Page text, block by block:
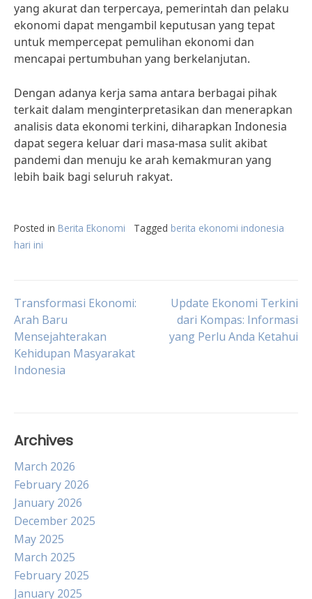
yang akurat dan terpercaya, pemerintah dan pelaku
ekonomi dapat mengambil keputusan yang tepat
untuk mempercepat pemulihan ekonomi dan
mencapai pertumbuhan yang berkelanjutan.
Dengan adanya kerja sama antara berbagai pihak
terkait dalam menginterpretasikan dan menerapkan
analisis data ekonomi terkini, diharapkan Indonesia
dapat segera keluar dari masa-masa sulit akibat
pandemi dan menuju ke arah kemakmuran yang
lebih baik bagi seluruh rakyat.
Posted in Berita Ekonomi Tagged berita ekonomi indonesia
hari ini
Post
navigation
Transformasi Ekonomi:
Arah Baru
Mensejahterakan
Kehidupan Masyarakat
Indonesia
Update Ekonomi Terkini
dari Kompas: Informasi
yang Perlu Anda Ketahui
Archives
March 2026
February 2026
January 2026
December 2025
May 2025
March 2025
February 2025
January 2025